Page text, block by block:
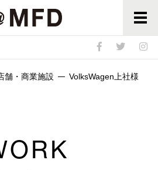
舗・商業施設 VolksWagen上社様